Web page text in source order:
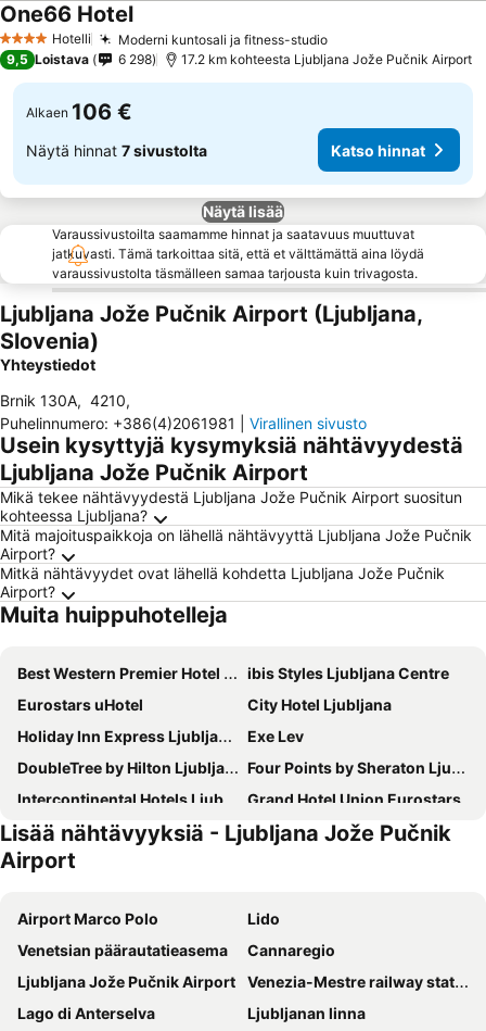
4 Tähtiluokitus
Hotelli Moderni kuntosali ja fitness-studioKatso hinnat
One66 HotelKatso hinnat
9,5 Loistava 6 298 17.2 km kohteesta Ljubljana Jože Pučnik Airport
Alkaen 106 €
Näytä hinnat 7 sivustolta Katso hinnat
Näytä lisää
Varaussivustoilta saamamme hinnat ja saatavuus muuttuvat
jatkuvasti. Tämä tarkoittaa sitä, että et välttämättä aina löydä
varaussivustolta täsmälleen samaa tarjousta kuin trivagosta.
Ljubljana Jože Pučnik Airport (Ljubljana,
Slovenia)
Yhteystiedot
Brnik 130A, 4210,
Puhelinnumero: +386(4)2061981 Virallinen sivusto
Usein kysyttyjä kysymyksiä nähtävyydestä
Ljubljana Jože Pučnik Airport
Mikä tekee nähtävyydestä Ljubljana Jože Pučnik Airport suositun
kohteessa Ljubljana?
Mitä majoituspaikkoja on lähellä nähtävyyttä Ljubljana Jože Pučnik
Airport?
Mitkä nähtävyydet ovat lähellä kohdetta Ljubljana Jože Pučnik
Airport?
Muita huippuhotelleja
Best Western Premier Hotel Slon
ibis Styles Ljubljana Centre
Eurostars uHotel
City Hotel Ljubljana
Holiday Inn Express Ljubljana by IHG
Exe Lev
DoubleTree by Hilton Ljubljana
Four Points by Sheraton Ljubljana Mons
Intercontinental Hotels Ljubljana By Ihg
Grand Hotel Union Eurostars
Grand Plaza Hotel & Congress Center
One66 Hotel
Radisson Blu Plaza Hotel Ljubljana
Hotel MOREA
Urban Boutique Hotel
Hotel Nox
Ljubljana Capsule Hostel
Garni Hotel Cirman
Hotel Center Ljubljana
Hotel Slamič Ljubljana
Hotel Medno
Lisää nähtävyyksiä - Ljubljana Jože Pučnik
Airport
Airport Marco Polo
Lido
Venetsian päärautatieasema
Cannaregio
Ljubljana Jože Pučnik Airport
Venezia-Mestre railway station
Lago di Anterselva
Ljubljanan linna